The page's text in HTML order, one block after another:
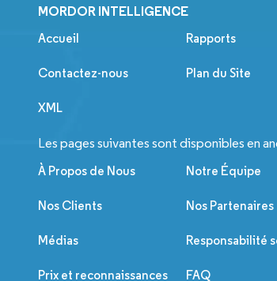
MORDOR INTELLIGENCE
Accueil Rapports
Contactez-nous Plan du Site
XML
Les pages suivantes sont disponibles en
À Propos de Nous Notre Équipe
Nos Clients Nos Partenaires
Médias Responsabilité
Prix et reconnaissances FAQ